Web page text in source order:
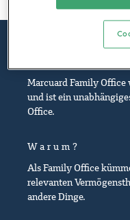
Marcuard Family
und ist ein
Office.
Warum?
Als Family Office
relevanten
andere Dinge.